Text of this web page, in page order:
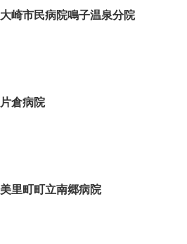
大崎市民病院鳴子温泉分院
片倉病院
美里町町立南郷病院